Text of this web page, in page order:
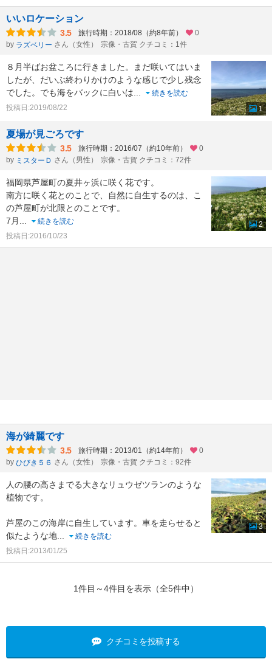
いいロケーション
3.5 旅行時期：2018/08（約8年前）
0
by ラズベリー さん（女性） 宗像・古賀 クチコミ：1件
８月半ばお盆ころに行きました。まだ咲いてはいま
したが、だいぶ終わりかけのような感じで少し残念
でした。でも海をバックに白いは
続きを読む
投稿日:2019/08/22
1
夏場が見ごろです
3.5 旅行時期：2016/07（約10年前）
0
by ミスターＤ さん（男性） 宗像・古賀 クチコミ：72件
福岡県芦屋町の夏井ヶ浜に咲く花です。
南方に咲く花とのことで、自然に自生するのは、こ
の芦屋町が北限とのことです。
7月
続きを読む
投稿日:2016/10/23
2
海が綺麗です
3.5 旅行時期：2013/01（約14年前）
0
by ひびき５６ さん（女性） 宗像・古賀 クチコミ：92件
人の腰の高さまでる大きなリュウゼツランのような
植物です。
芦屋のこの海岸に自生しています。車を走らせると
似たような地
続きを読む
投稿日:2013/01/25
3
1件目～4件目を表示（全5件中）
クチコミを投稿する